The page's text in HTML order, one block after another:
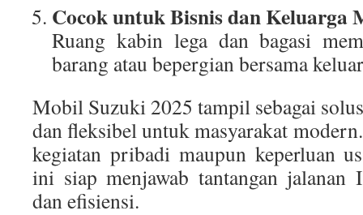
Cocok untuk Bisnis dan Keluarga
Ruang kabin lega dan bagasi
barang atau bepergian bersama
Mobil Suzuki 2025 tampil sebagai
dan fleksibel untuk masyarakat
kegiatan pribadi maupun keperluan
ini siap menjawab tantangan jalanan
dan efisiensi.